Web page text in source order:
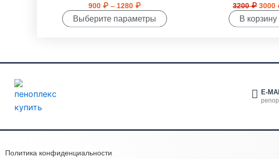
900 ₽ – 1280 ₽
Выберите параметры
3200₽ 3000
В корзину
E-
Политика конфиденциальности